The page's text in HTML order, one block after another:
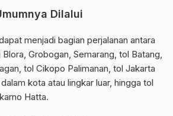
Dilalui
menjadi bagian perjalanan antara
Grobogan, Semarang, tol Batang,
tol Cikopo Palimanan, tol Jakarta
kota atau lingkar luar, hingga tol
Hatta.